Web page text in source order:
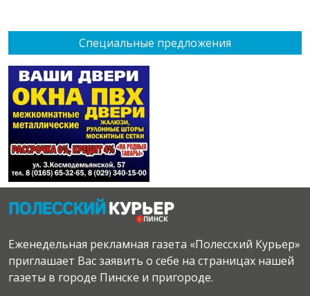
Специальные предложения
Еженедельная рекламная газета «Полесский Курьер»
приглашает Вас заявить о себе на страницах нашей
газеты в городе Пинске и пригороде.